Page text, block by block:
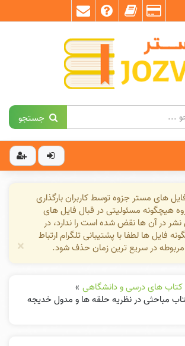
جستجو
های مستر جزوه توسط کاربران بارگذاری
هیچگونه مسئولیتی در قبال فایل های
در آن ها نقض شده است را ندارد، در
فایل ها لطفا با پشتیبانی تلگرام ارتباط
مربوطه در سریع ترین زمان حذف شود.
×
کتاب های درسی و دانشگاهی »
مباحثی در نظریه حلقه ها و مدول خدیجه